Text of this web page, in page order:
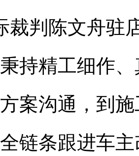
裁判陈文舟驻
持精工细作
案沟通，到
链条跟进车